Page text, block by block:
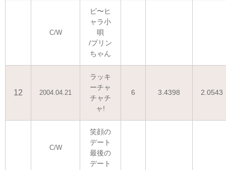
C/W
ピ〜ヒ
ャラ小
唄
/プリン
ちゃん
12 2004.04.21
ラッキ
ーチャ
チャチ
ャ!
6 3.4398 2.0543
C/W
笑顔の
デート
最後の
デート